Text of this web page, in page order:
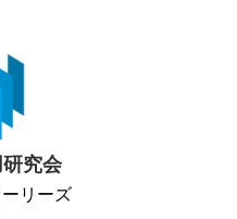
究会
リーズ